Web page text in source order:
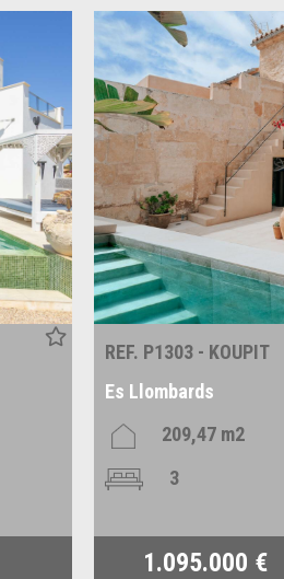
REF. P1303 - KOUPIT
Es Llombards
209,47 m2
3
1.095.000 €